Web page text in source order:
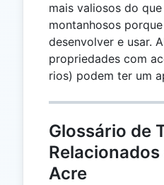
mais valiosos do
montanhosos
desenvolver e usar.
propriedades com
rios) podem ter um
Glossário de
Acre